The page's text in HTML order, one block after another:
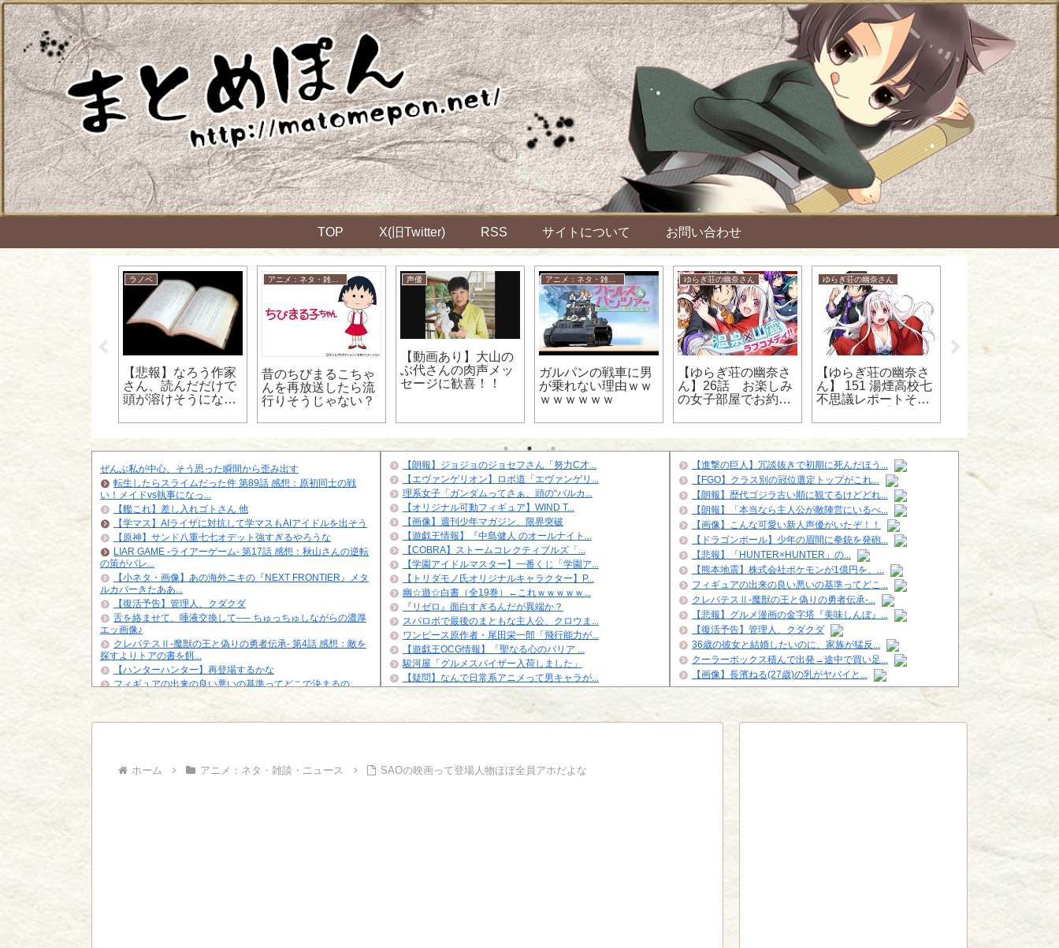
TOP X(旧Twitter) RSS サイトについて お問い合わせ
ラノベ
【悲報】なろう作家
さん、読んだだけで
頭が溶けそうになる
昔のちびまるこちゃ
んを再放送したら流
行りそうじゃない？
声優
【動画あり】大山の
ぶ代さんの肉声メッ
セージに歓喜！！
ガルパンの戦車に男
が乗れない理由ｗｗ
ｗｗｗｗｗｗ
ゆらぎ荘の幽奈さん
【ゆらぎ荘の幽奈さ
ん】26話 お楽しみ
の女子部屋でお約束
レ】
ゆらぎ荘の幽奈さん
【ゆらぎ荘の幽奈さ
ん】 151 湯煙高校七
不思議レポートその
ぜんぶ私が中心、そう思った瞬間から歪み出す
転生したらスライムだった件 第89話 感想：原初同士の戦
い！メイドvs執事になっ...
【艦これ】差し入れゴトさん 他
【学マス】AIライザに対抗して学マスもAIアイドルを出そう
【原神】サンド八重七七オデット強すぎるやろうな
LIAR GAME -ライアーゲーム- 第17話 感想：秋山さんの逆転
の策がバレ...
【小ネタ・画像】あの海外ニキの『NEXT FRONTIER』メタ
ルカバーきたああ...
【復活予告】管理人、クダクダ
舌を絡ませて、唾液交換して── ちゅっちゅしながらの濃厚
エッ画像♪
クレバテスⅡ-魔獣の王と偽りの勇者伝承- 第4話 感想：敵を
探すよりトアの書を餌...
【ハンターハンター】再登場するかな
フィギュアの出来の良い悪いの基準ってどこで決まるの
【悲報】「HUNTER×HUNTER」のクラピカ、師匠のイズナ
ジャンプで綺麗に終わった名作ないよな
【朗報】ジョジョのジョセフさん「努力C才...
【エヴァンゲリオン】ロボ道「エヴァンゲリ...
理系女子「ガンダムってさぁ、頭の“バルカ...
【オリジナル可動フィギュア】WIND T...
【画像】週刊少年マガジン、限界突破
【遊戯王情報】『中島健人 のオールナイト...
【COBRA】ストームコレクティブルズ「...
【学園アイドルマスター】一番くじ「学園ア...
【トリダモノ氏オリジナルキャラクター】P...
幽☆遊☆白書（全19巻）←これｗｗｗｗｗ...
『リゼロ』面白すぎるんだが異端か？
スパロボで最後のまともな主人公、クロウま...
ワンピース原作者・尾田栄一郎「飛行能力が...
【遊戯王OCG情報】「聖なる心のバリア ...
駿河屋「グルメスパイザー入荷しました」
【疑問】なんで日常系アニメって男キャラが...
Powered by livedoor 相互RSS
【進撃の巨人】冗談抜きで初期に死んだほう...
【FGO】クラス別の冠位選定トップがこれ...
【朗報】歴代ゴジラ古い順に観てるけどどれ...
【朗報】「本当なら主人公が敵陣営にいるべ...
【画像】こんな可愛い新人声優がいたぞ！！
【ドラゴンボール】少年の眉間に拳銃を発砲...
【悲報】「HUNTER×HUNTER」の...
【熊本地震】株式会社ポケモンが1億円を、...
フィギュアの出来の良い悪いの基準ってどこ...
クレバテスⅡ-魔獣の王と偽りの勇者伝承-...
【悲報】グルメ漫画の金字塔『美味しんぼ』...
【復活予告】管理人、クダクダ
36歳の彼女と結婚したいのに、家族が猛反...
クーラーボックス積んで出発→途中で買い足...
【画像】長濱ねる(27歳)の乳がヤバイと...
ホーム アニメ：ネタ・雑談・ニュース SAOの映画って登場人物ほぼ全員アホだよな